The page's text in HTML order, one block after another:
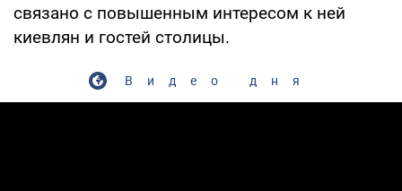
связано с повышенным интересом к ней
киевлян и гостей столицы.
Видео дня